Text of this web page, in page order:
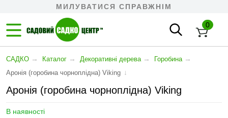
МИЛУВАТИСЯ СПРАВЖНІМ
0
САДКО → Каталог → Декоративні дерева → Горобина →
Аронія (горобина чорноплідна) Viking ↓
Аронія (горобина чорноплідна) Viking
В наявності